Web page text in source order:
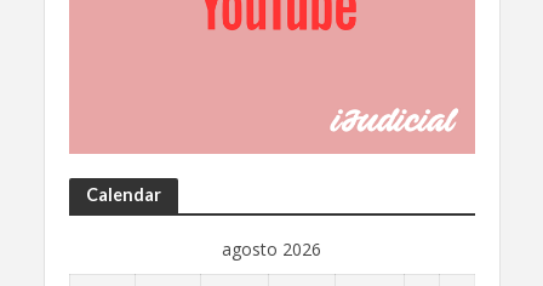
Calendar
agosto 2026